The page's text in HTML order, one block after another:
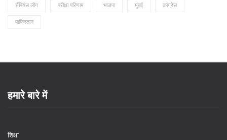
चैंपियंस लीग परीक्षा परिणाम भाजपा मुंबई कांग्रेस
पाकिस्तान
हमारे बारे में
शिक्षा